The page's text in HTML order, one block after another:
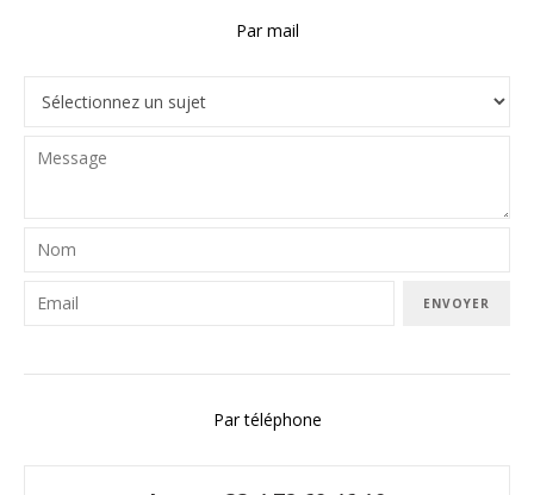
Par mail
ENVOYER
Par téléphone